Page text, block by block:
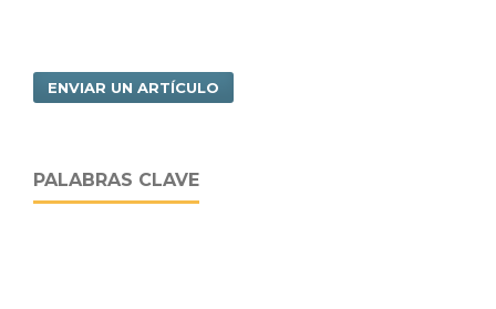
ENVIAR UN ARTÍCULO
PALABRAS CLAVE